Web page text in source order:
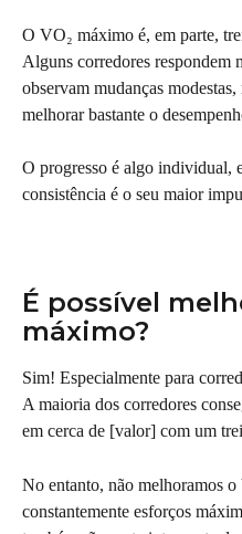
O VO₂ máximo é, em parte,
Alguns corredores respondem
observam mudanças
melhorar bastante o
O progresso é algo individual,
consistência é o seu maior
É possível
máximo?
Sim! Especialmente para
A maioria dos corredores
em cerca de [valor] com um
No entanto, não melhoramos
constantemente esforços